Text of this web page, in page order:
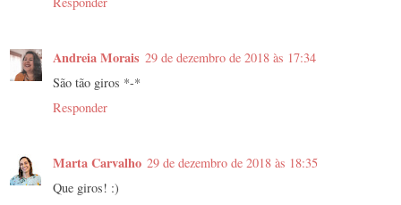
Andreia Morais 29 de dezembro de 2018 às 17:34
São tão giros *-*
Responder
Marta Carvalho 29 de dezembro de 2018 às 18:35
Que giros! :)